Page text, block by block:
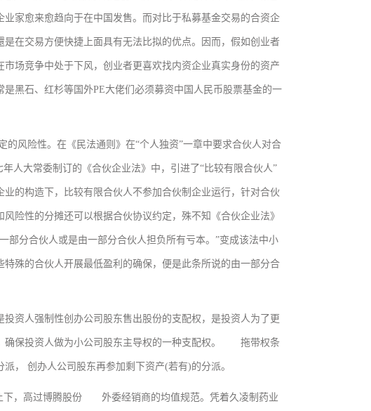
家愈来愈趋向于在中国发售。而对比于私募基金交易的合资企
在交易方便快捷上面具有无法比拟的优点。因而，假如创业者
场竞争中处于下风，创业者更喜欢找内资企业真实身份的资产
黑石、红杉等国外PE大佬们必须募资中国人民币股票基金的一
风险性。在《民法通则》在“个人独资”一章中要求合伙人对合
人大常委制订的《合伙企业法》中，引进了“比较有限合伙人”
的构造下，比较有限合伙人不参加合伙制企业运行，针对合伙
险性的分摊还可以根据合伙协议约定，殊不知《合伙企业法》
部分合伙人或是由一部分合伙人担负所有亏本。”变成该法中小
殊的合伙人开展最低盈利的确保，便是此条所说的由一部分合
强制性创办公司股东售出股份的支配权，是投资人为了更
确保投资人做为小公司股东主导权的一种支配权。 拖带权条
， 创办人公司股东再参加剩下资产(若有)的分派。
，高过博腾股份 外委经销商的均值规范。凭着久凌制药业